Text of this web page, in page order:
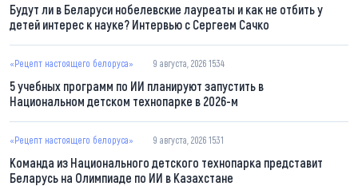
Будут ли в Беларуси нобелевские лауреаты и как не отбить у
детей интерес к науке? Интервью с Сергеем Сачко
«Рецепт настоящего белоруса» 9 августа, 2026 15:34
5 учебных программ по ИИ планируют запустить в
Национальном детском технопарке в 2026-м
«Рецепт настоящего белоруса» 9 августа, 2026 15:31
Команда из Национального детского технопарка представит
Беларусь на Олимпиаде по ИИ в Казахстане